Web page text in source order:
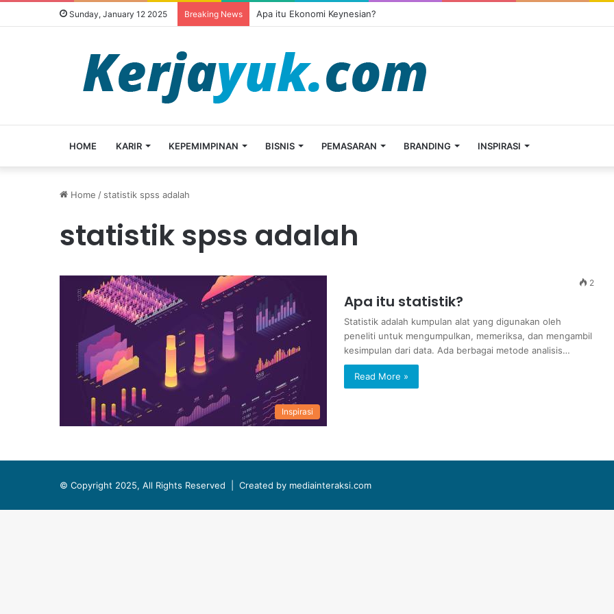
Sunday, January 12 2025 Breaking News Apa itu Ekonomi Keynesian?
HOME KARIR KEPEMIMPINAN BISNIS PEMASARAN BRANDING INSPIRASI
Home / statistik spss adalah
statistik spss adalah
Inspirasi
2
Apa itu statistik?
Statistik adalah kumpulan alat yang digunakan oleh
peneliti untuk mengumpulkan, memeriksa, dan mengambil
kesimpulan dari data. Ada berbagai metode analisis…
Read More »
© Copyright 2025, All Rights Reserved | Created by mediainteraksi.com